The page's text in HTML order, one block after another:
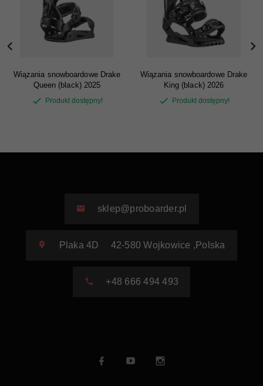
Wiązania snowboardowe Drake
Queen (black) 2025
Produkt dostępny!
Wiązania snowboardowe Drake
King (black) 2026
Produkt dostępny!
sklep@proboarder.pl
Plaka 4D 42-580 Wojkowice , Polska
+48 666 494 493